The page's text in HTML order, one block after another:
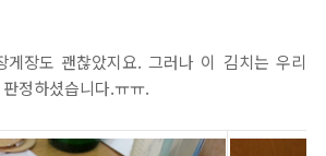
게장도 괜찮았지요. 그러나 이 김치는 우리
정하셨습니다.ㅠㅠ.